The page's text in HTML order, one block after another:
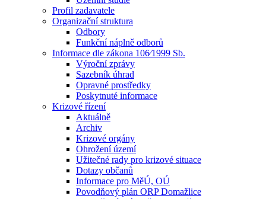
Profil zadavatele
Organizační struktura
Odbory
Funkční náplně odborů
Informace dle zákona 106⁄1999 Sb.
Výroční zprávy
Sazebník úhrad
Opravné prostředky
Poskytnuté informace
Krizové řízení
Aktuálně
Archiv
Krizové orgány
Ohrožení území
Užitečné rady pro krizové situace
Dotazy občanů
Informace pro MěÚ, OÚ
Povodňový plán ORP Domažlice